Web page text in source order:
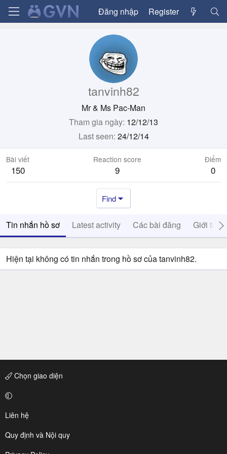
Đăng nhập Register
tanvinh82
Mr & Ms Pac-Man
Tham gia ngày 12/12/13
Last seen 24/12/14
Bài viết
150
Reaction score
9
Điểm
0
Find
Tin nhắn hồ sơ Latest activity Các bài đăng Giới thiệu
Hiện tại không có tin nhắn trong hồ sơ của tanvinh82.
Chọn giao diện
Liên hệ
Quy định và Nội quy